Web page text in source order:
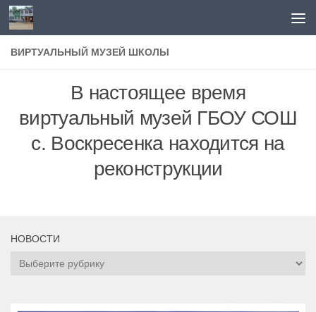
Перейти к содержимому
ВИРТУАЛЬНЫЙ МУЗЕЙ ШКОЛЫ
В настоящее время
виртуальный музей ГБОУ СОШ
с. Воскресенка находится на
реконструкции
НОВОСТИ
НОВОСТИ